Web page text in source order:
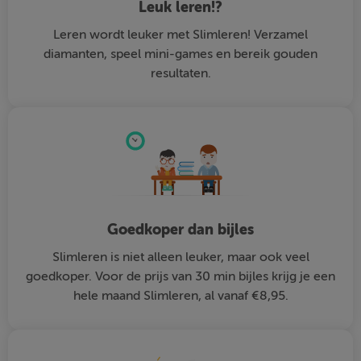
Leuk leren!?
Leren wordt leuker met Slimleren! Verzamel
diamanten, speel mini-games en bereik gouden
resultaten.
Goedkoper dan bijles
Slimleren is niet alleen leuker, maar ook veel
goedkoper. Voor de prijs van 30 min bijles krijg je een
hele maand Slimleren, al vanaf €8,95.